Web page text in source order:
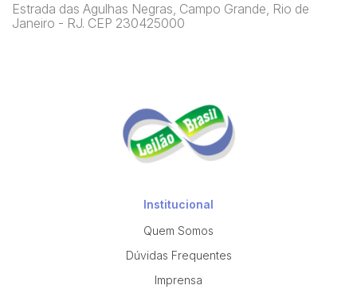
Estrada das Agulhas Negras, Campo Grande, Rio de
Janeiro - RJ. CEP 230425000
Institucional
Quem Somos
Dúvidas Frequentes
Imprensa